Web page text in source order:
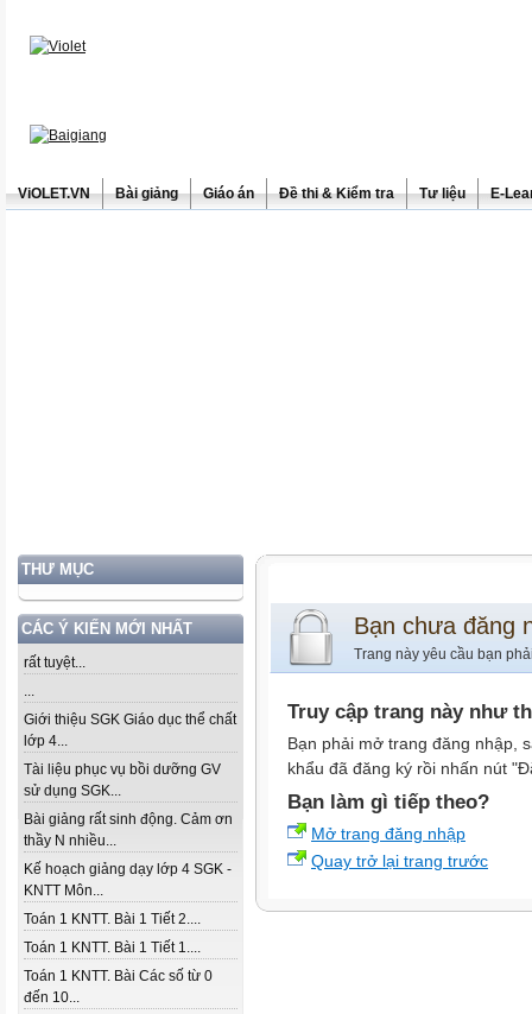
ViOLET.VN Bài giảng Giáo án Đề thi & Kiểm tra Tư liệu E-
THƯ MỤC
CÁC Ý KIẾN MỚI NHẤT
rất tuyệt...
...
Giới thiệu SGK Giáo dục thể chất
lớp 4...
Tài liệu phục vụ bồi dưỡng GV
sử dụng SGK...
Bài giảng rất sinh động. Cảm ơn
thầy N nhiều...
Kế hoạch giảng dạy lớp 4 SGK -
KNTT Môn...
Toán 1 KNTT. Bài 1 Tiết 2....
Toán 1 KNTT. Bài 1 Tiết 1....
Toán 1 KNTT. Bài Các số từ 0
đến 10...
Bạn chưa đăng
Trang này yêu cầu bạn
Truy cập trang này như
Bạn phải mở trang đăng nhập,
khẩu đã đăng ký rồi nhấn nút
Bạn làm gì tiếp theo?
Mở trang đăng nhập
Quay trở lại trang trước